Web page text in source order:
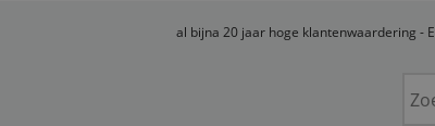
al bijna 20 jaar hoge klantenwaardering -